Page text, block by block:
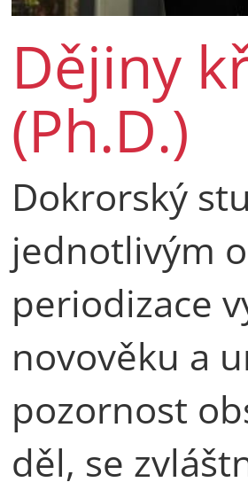
Dějiny
(Ph.D.)
Dokrorský
jednotlivým
periodizace
novověku a
pozornost
děl, se